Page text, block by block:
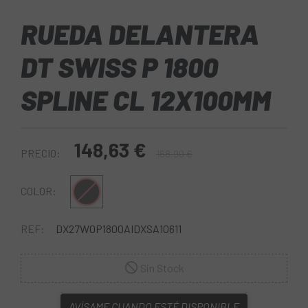
RUEDA DELANTERA
DT SWISS P 1800
SPLINE CL 12X100MM
PRECIO: 148,63 €
COLOR: Negro
REF: DX27W0P1800AIDXSA10611